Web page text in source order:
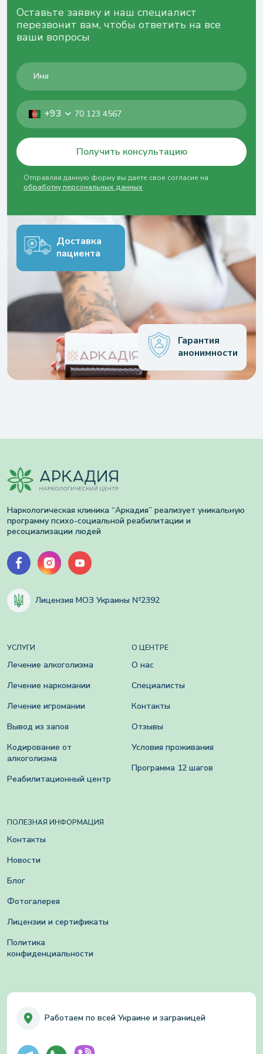
Оставьте заявку и наш специалист
перезвонит вам, чтобы ответить на все
ваши вопросы
+93
Получить консультацию
Отправляя данную форму вы даете свое согласие на
обработку персональных данных
Доставка
пациента
Гарантия
анонимности
Наркологическая клиника “Аркадия” реализует уникальную
программу психо-социальной реабилитации и
ресоциализации людей
Лицензия МОЗ Украины №2392
УСЛУГИ
Лечение алкоголизма
Лечение наркомании
Лечение игромании
Вывод из запоя
Кодирование от
алкоголизма
Реабилитационный центр
О ЦЕНТРЕ
О нас
Специалисты
Контакты
Отзывы
Условия проживания
Программа 12 шагов
ПОЛЕЗНАЯ ИНФОРМАЦИЯ
Контакты
Новости
Блог
Фотогалерея
Лицензии и сертификаты
Политика
конфиденциальности
Работаем по всей Украине и заграницей